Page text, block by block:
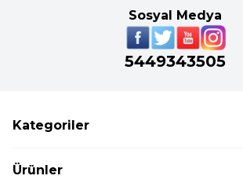
Sosyal Medya
5449343505
Kategoriler
Ürünler